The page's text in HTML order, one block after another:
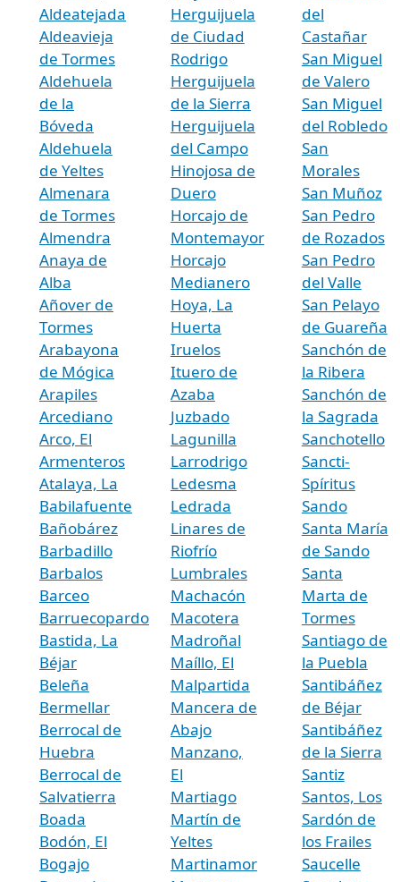
Aldeatejada
Aldeavieja
de Tormes
Aldehuela
de la
Bóveda
Aldehuela
de Yeltes
Almenara
de Tormes
Almendra
Anaya de
Alba
Añover de
Tormes
Arabayona
de Mógica
Arapiles
Arcediano
Arco, El
Armenteros
Atalaya, La
Babilafuente
Bañobárez
Barbadillo
Barbalos
Barceo
Barruecopardo
Bastida, La
Béjar
Beleña
Bermellar
Berrocal de
Huebra
Berrocal de
Salvatierra
Boada
Bodón, El
Bogajo
Herguijuela
de Ciudad
Rodrigo
Herguijuela
de la Sierra
Herguijuela
del Campo
Hinojosa de
Duero
Horcajo de
Montemayor
Horcajo
Medianero
Hoya, La
Huerta
Iruelos
Ituero de
Azaba
Juzbado
Lagunilla
Larrodrigo
Ledesma
Ledrada
Linares de
Riofrío
Lumbrales
Machacón
Macotera
Madroñal
Maíllo, El
Malpartida
Mancera de
Abajo
Manzano,
El
Martiago
Martín de
Yeltes
Martinamor
del
Castañar
San Miguel
de Valero
San Miguel
del Robledo
San
Morales
San Muñoz
San Pedro
de Rozados
San Pedro
del Valle
San Pelayo
de Guareña
Sanchón de
la Ribera
Sanchón de
la Sagrada
Sanchotello
Sancti-
Spíritus
Sando
Santa María
de Sando
Santa
Marta de
Tormes
Santiago de
la Puebla
Santibáñez
de Béjar
Santibáñez
de la Sierra
Santiz
Santos, Los
Sardón de
los Frailes
Saucelle